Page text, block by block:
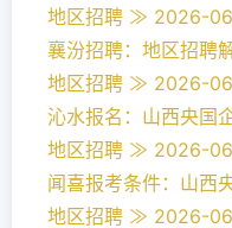
地区招聘 ≫ 2026-
襄汾招聘：地区招聘
地区招聘 ≫ 2026-
沁水报名：山西央国
地区招聘 ≫ 2026-
闻喜报考条件：山西
地区招聘 ≫ 2026-